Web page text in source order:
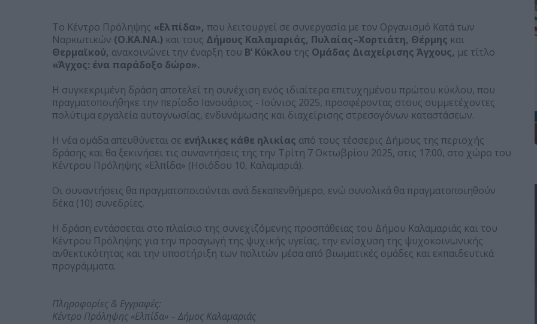
Το Κέντρο Πρόληψης «Ελπίδα», που λειτουργεί σε συνεργασία με τον Οργανισμό Κατά των
Ναρκωτικών (Ο.ΚΑ.ΝΑ.) και τους Δήμους Καλαμαριάς, Πυλαίας–Χορτιάτη, Θέρμης και
Θερμαϊκού, ανακοινώνει την έναρξη του Β’ Κύκλου της Ομάδας Διαχείρισης Άγχους, με τίτλο
«Άγχος: ένα παράδοξο δώρο».
Η συγκεκριμένη δράση αποτελεί τη συνέχιση ενός ιδιαίτερα επιτυχημένου πρώτου κύκλου, που
πραγματοποιήθηκε την περίοδο Ιανουάριος - Ιούνιος 2025, προσφέροντας στους συμμετέχοντες
πολύτιμα εργαλεία αυτογνωσίας, ενδυνάμωσης και διαχείρισης στρεσογόνων καταστάσεων.
Η νέα ομάδα απευθύνεται σε ενήλικες κάθε ηλικίας από τους τέσσερις Δήμους της περιοχής
δράσης και θα ξεκινήσει τις συναντήσεις της την Τρίτη 7 Οκτωβρίου 2025, στις 17:00, στο χώρο του
Κέντρου Πρόληψης «Ελπίδα» (Ησιόδου 10, Καλαμαριά).
Οι συναντήσεις θα πραγματοποιούνται ανά δεκαπενθήμερο, ενώ συνολικά θα πραγματοποιηθούν
δέκα (10) συνεδρίες.
Η δράση εντάσσεται στο πλαίσιο της συνεχιζόμενης προσπάθειας του Δήμου Καλαμαριάς και του
Κέντρου Πρόληψης για την προαγωγή της ψυχικής υγείας, την ενίσχυση της ψυχοκοινωνικής
ανθεκτικότητας και την υποστήριξη των πολιτών μέσα από βιωματικές ομάδες και εκπαιδευτικά
προγράμματα.
Πληροφορίες & Εγγραφές:
Κέντρο Πρόληψης «Ελπίδα» – Δήμος Καλαμαριάς